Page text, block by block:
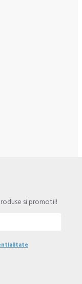
si promotii!